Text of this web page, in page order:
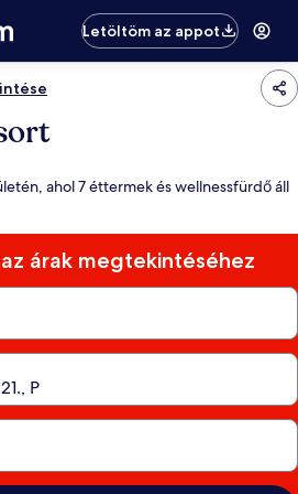
Letöltöm az appot
ahol 7 éttermek és wellnessfürdő áll
árak megtekintéséhez